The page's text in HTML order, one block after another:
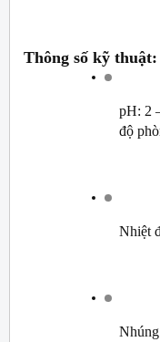
Thông số kỹ thuật:
pH: 2
độ
Nhiệt